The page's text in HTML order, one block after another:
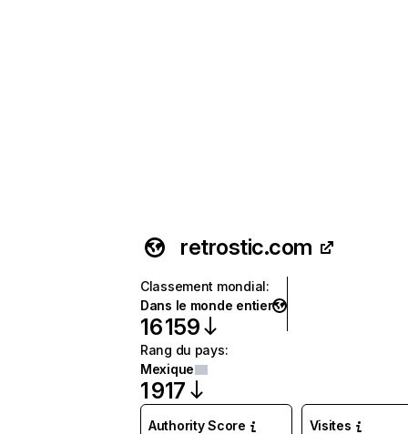
retrostic.com
Classement mondial:
Dans le monde entier
16 159
Rang du pays:
Mexique
1 917
Authority Score Visites